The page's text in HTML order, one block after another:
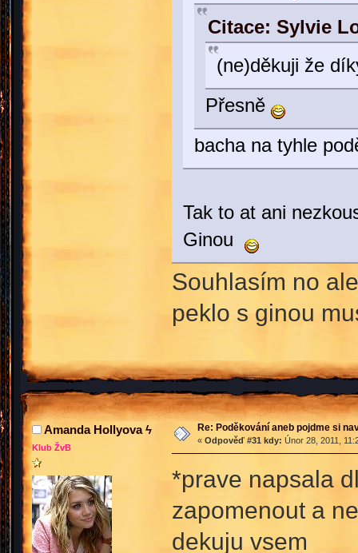
Citace: Sylvie
(ne)děkuji že
Přesně
bacha na tyhle
Tak to at ani
Ginou
Souhlasím no
peklo s ginou
Amanda Hollyova ϟ
Klub ŽvB
Re: Poděkování aneb pojdme si
« Odpověď #31 kdy: Únor 28, 2011,
*prave napsala
zapomenout a
dekuju vsem